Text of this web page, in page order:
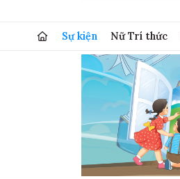
Sự kiện Nữ Trí thức